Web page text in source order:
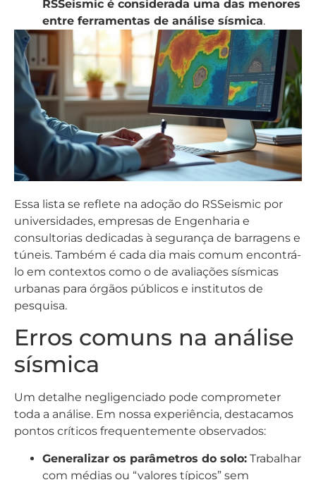
RSSeismic é considerada uma das menores
entre ferramentas de análise sísmica.
Essa lista se reflete na adoção do RSSeismic por
universidades, empresas de Engenharia e
consultorias dedicadas à segurança de barragens e
túneis. Também é cada dia mais comum encontrá-
lo em contextos como o de avaliações sísmicas
urbanas para órgãos públicos e institutos de
pesquisa.
Erros comuns na análise
sísmica
Um detalhe negligenciado pode comprometer
toda a análise. Em nossa experiência, destacamos
pontos críticos frequentemente observados:
Generalizar os parâmetros do solo: Trabalhar
com médias ou “valores típicos” sem